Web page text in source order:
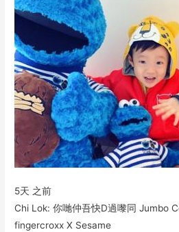
5天 之前
Chi Lok: 你哋仲吾快D過嚟同 Jumbo
fingercroxx X Sesame